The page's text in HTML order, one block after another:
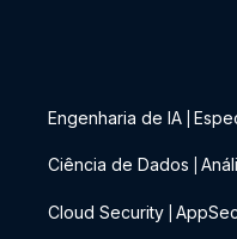
Engenharia de IA
Ciência de Dados
Cloud Security